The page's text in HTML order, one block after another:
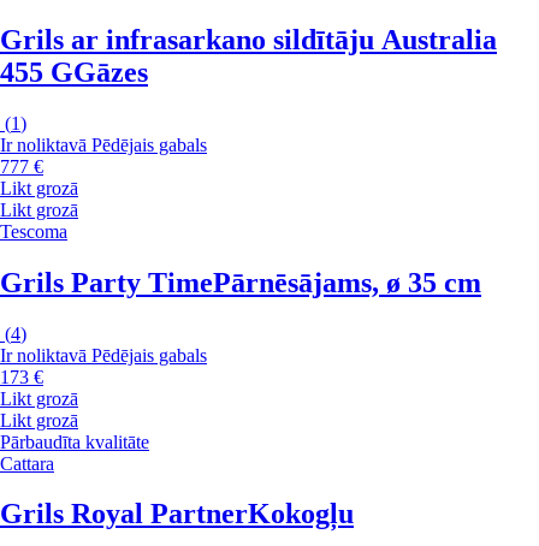
Grils ar infrasarkano sildītāju Australia
455 GGāzes
(1)
Ir noliktavā Pēdējais gabals
777 €
Likt grozā
Likt grozā
Tescoma
Grils Party TimePārnēsājams, ø 35 cm
(4)
Ir noliktavā Pēdējais gabals
173 €
Likt grozā
Likt grozā
Pārbaudīta kvalitāte
Cattara
Grils Royal PartnerKokogļu